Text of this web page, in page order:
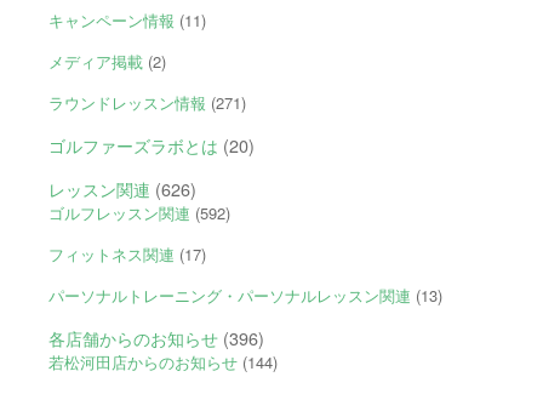
キャンペーン情報 (11)
メディア掲載(2)
ラウンドレッスン情報 (271)
ゴルファーズラボとは (20)
レッスン関連 (626)
ゴルフレッスン関連 (592)
フィットネス関連 (17)
パーソナルトレーニング・パーソナルレッスン関連 (13)
各店舗からのお知らせ(396)
若松河田店からのお知らせ(144)